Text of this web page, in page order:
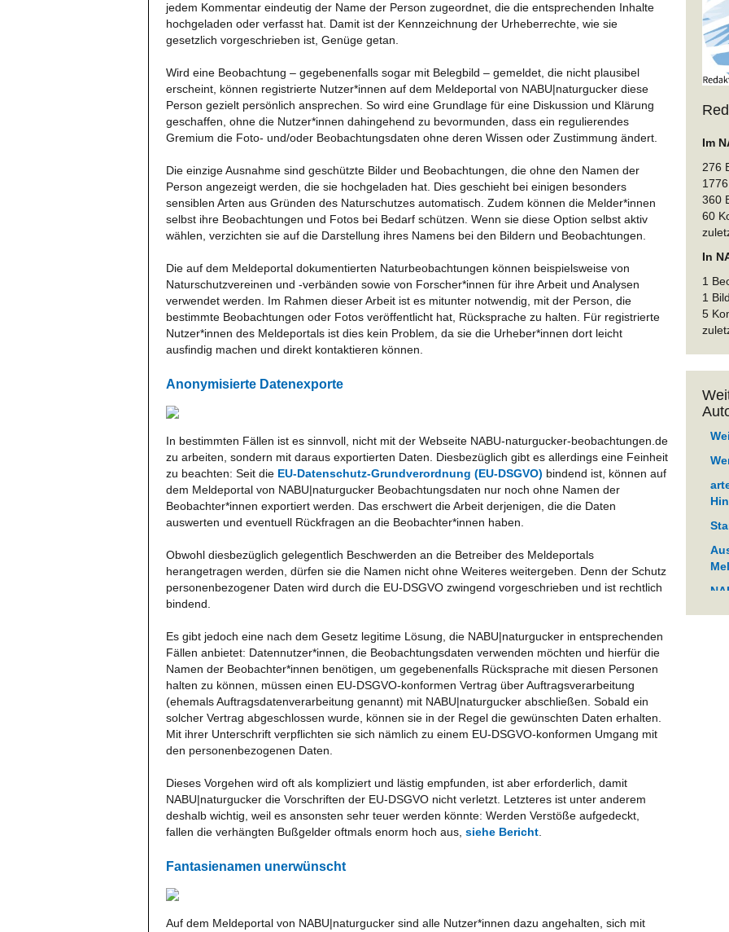
jedem Kommentar eindeutig der Name der Person zugeordnet, die die entsprechenden Inhalte
hochgeladen oder verfasst hat. Damit ist der Kennzeichnung der Urheberrechte, wie sie
gesetzlich vorgeschrieben ist, Genüge getan.
Wird eine Beobachtung – gegebenenfalls sogar mit Belegbild – gemeldet, die nicht plausibel
erscheint, können registrierte Nutzer*innen auf dem Meldeportal von NABU|naturgucker diese
Person gezielt persönlich ansprechen. So wird eine Grundlage für eine Diskussion und Klärung
geschaffen, ohne die Nutzer*innen dahingehend zu bevormunden, dass ein regulierendes
Gremium die Foto- und/oder Beobachtungsdaten ohne deren Wissen oder Zustimmung ändert.
Die einzige Ausnahme sind geschützte Bilder und Beobachtungen, die ohne den Namen der
Person angezeigt werden, die sie hochgeladen hat. Dies geschieht bei einigen besonders
sensiblen Arten aus Gründen des Naturschutzes automatisch. Zudem können die Melder*innen
selbst ihre Beobachtungen und Fotos bei Bedarf schützen. Wenn sie diese Option selbst aktiv
wählen, verzichten sie auf die Darstellung ihres Namens bei den Bildern und Beobachtungen.
Die auf dem Meldeportal dokumentierten Naturbeobachtungen können beispielsweise von
Naturschutzvereinen und -verbänden sowie von Forscher*innen für ihre Arbeit und Analysen
verwendet werden. Im Rahmen dieser Arbeit ist es mitunter notwendig, mit der Person, die
bestimmte Beobachtungen oder Fotos veröffentlicht hat, Rücksprache zu halten. Für registrierte
Nutzer*innen des Meldeportals ist dies kein Problem, da sie die Urheber*innen dort leicht
ausfindig machen und direkt kontaktieren können.
Anonymisierte Datenexporte
In bestimmten Fällen ist es sinnvoll, nicht mit der Webseite NABU-naturgucker-beobachtungen.de
zu arbeiten, sondern mit daraus exportierten Daten. Diesbezüglich gibt es allerdings eine Feinheit
zu beachten: Seit die EU-Datenschutz-Grundverordnung (EU-DSGVO) bindend ist, können auf
dem Meldeportal von NABU|naturgucker Beobachtungsdaten nur noch ohne Namen der
Beobachter*innen exportiert werden. Das erschwert die Arbeit derjenigen, die die Daten
auswerten und eventuell Rückfragen an die Beobachter*innen haben.
Obwohl diesbezüglich gelegentlich Beschwerden an die Betreiber des Meldeportals
herangetragen werden, dürfen sie die Namen nicht ohne Weiteres weitergeben. Denn der Schutz
personenbezogener Daten wird durch die EU-DSGVO zwingend vorgeschrieben und ist rechtlich
bindend.
Es gibt jedoch eine nach dem Gesetz legitime Lösung, die NABU|naturgucker in entsprechenden
Fällen anbietet: Datennutzer*innen, die Beobachtungsdaten verwenden möchten und hierfür die
Namen der Beobachter*innen benötigen, um gegebenenfalls Rücksprache mit diesen Personen
halten zu können, müssen einen EU-DSGVO-konformen Vertrag über Auftragsverarbeitung
(ehemals Auftragsdatenverarbeitung genannt) mit NABU|naturgucker abschließen. Sobald ein
solcher Vertrag abgeschlossen wurde, können sie in der Regel die gewünschten Daten erhalten.
Mit ihrer Unterschrift verpflichten sie sich nämlich zu einem EU-DSGVO-konformen Umgang mit
den personenbezogenen Daten.
Dieses Vorgehen wird oft als kompliziert und lästig empfunden, ist aber erforderlich, damit
NABU|naturgucker die Vorschriften der EU-DSGVO nicht verletzt. Letzteres ist unter anderem
deshalb wichtig, weil es ansonsten sehr teuer werden könnte: Werden Verstöße aufgedeckt,
fallen die verhängten Bußgelder oftmals enorm hoch aus, siehe Bericht
Fantasienamen unerwünscht
Auf dem Meldeportal von NABU|naturgucker sind alle Nutzer*innen dazu angehalten, sich mit
Im
276
360
60
In
1
1
5